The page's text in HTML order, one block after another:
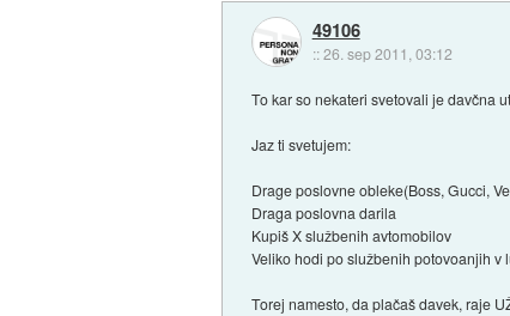
49106
::26. sep 2011, 03:12
To kar so nekateri svetovali je davčna
Jaz ti svetujem:
Drage poslovne obleke(Boss, Gucci,
Draga poslovna darila
Kupiš X službenih avtomobilov
Veliko hodi po službenih potovoanjih
Torej namesto, da plačaš davek, raje